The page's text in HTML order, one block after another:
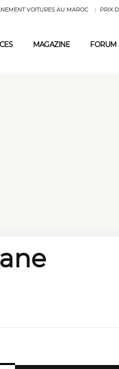
VOITURES AU MAROC PRIX
MAGAZINE FORUM